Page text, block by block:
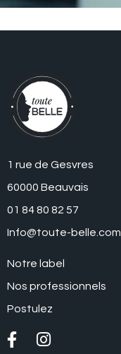
1 rue de Gesvres
60000 Beauvais
01 84 80 82 57
Info@toute-belle.com
Notre label
Nos professionnels
Postulez